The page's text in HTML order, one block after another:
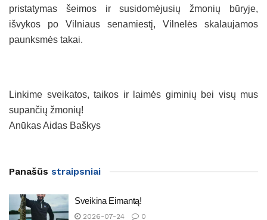
pristatymas šeimos ir susidomėjusių žmonių būryje,
išvykos po Vilniaus senamiestį, Vilnelės skalaujamos
paunksmės takai.
Linkime sveikatos, taikos ir laimės giminių bei visų mus
supančių žmonių!
Anūkas Aidas Baškys
Panašūs straipsniai
Sveikina Eimantą!
2026-07-24 0